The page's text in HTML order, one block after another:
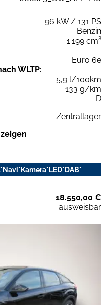
96 kW / 131 PS
Benzin
1.199 cm³
Euro 6e
WLTP:
5,9 l/100km
133 g/km
D
Zentrallager
18.550,00 €
ausweisbar